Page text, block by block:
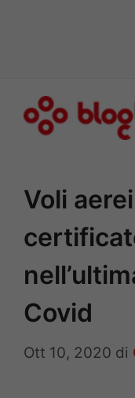
Voli
Covid
Ott 10, 2020 di